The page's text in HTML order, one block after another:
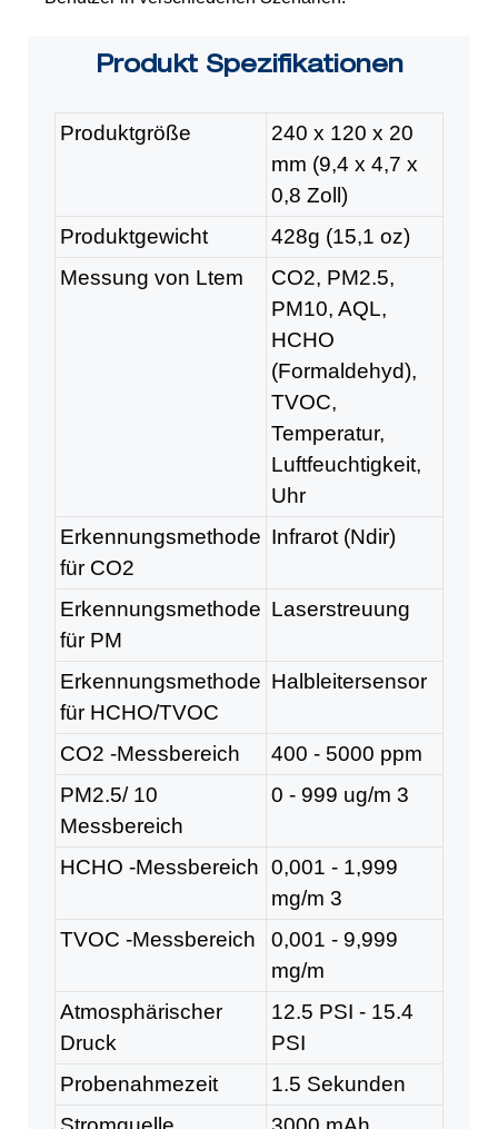
Produkt Spezifikationen
Produktgröße
240 x 120 x 20
mm (9,4 x 4,7 x
0,8 Zoll)
Produktgewicht
428g (15,1 oz)
Messung von Ltem
CO2, PM2.5,
PM10, AQL,
HCHO
(Formaldehyd),
TVOC,
Temperatur,
Luftfeuchtigkeit,
Uhr
Erkennungsmethode
für CO2
Infrarot (Ndir)
Erkennungsmethode
für PM
Laserstreuung
Erkennungsmethode
für HCHO/TVOC
Halbleitersensor
CO2 -Messbereich
400 - 5000 ppm
PM2.5/ 10
Messbereich
0 - 999 ug/m 3
HCHO -Messbereich 0,001 - 1,999
mg/m 3
TVOC -Messbereich
0,001 - 9,999
mg/m
Atmosphärischer
Druck
12.5 PSI - 15.4
PSI
Probenahmezeit
1.5 Sekunden